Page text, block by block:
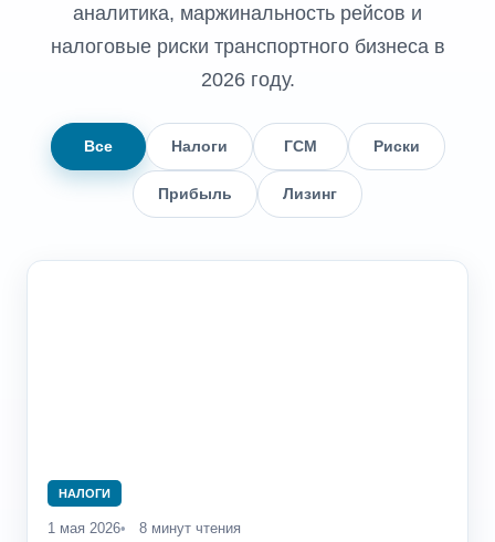
аналитика, маржинальность рейсов и
налоговые риски транспортного бизнеса в
2026 году.
Все Налоги ГСМ Риски
Прибыль Лизинг
НАЛОГИ
1 мая 2026 8 минут чтения